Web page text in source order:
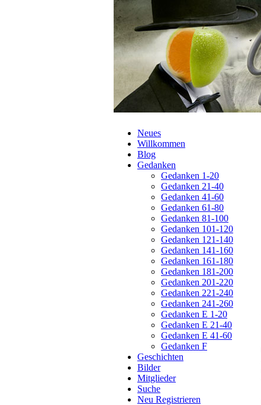
überspringen
Neues
Willkommen
Blog
Gedanken
Gedanken 1-20
Gedanken 21-40
Gedanken 41-60
Gedanken 61-80
Gedanken 81-100
Gedanken 101-120
Gedanken 121-140
Gedanken 141-160
Gedanken 161-180
Gedanken 181-200
Gedanken 201-220
Gedanken 221-240
Gedanken 241-260
Gedanken E 1-20
Gedanken E 21-40
Gedanken E 41-60
Gedanken F
Geschichten
Bilder
Mitglieder
Suche
Neu Registrieren